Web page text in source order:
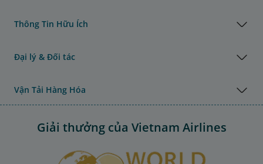
Thông Tin Hữu Ích
Đại lý & Đối tác
Vận Tải Hàng Hóa
Giải thưởng của Vietnam Airlines